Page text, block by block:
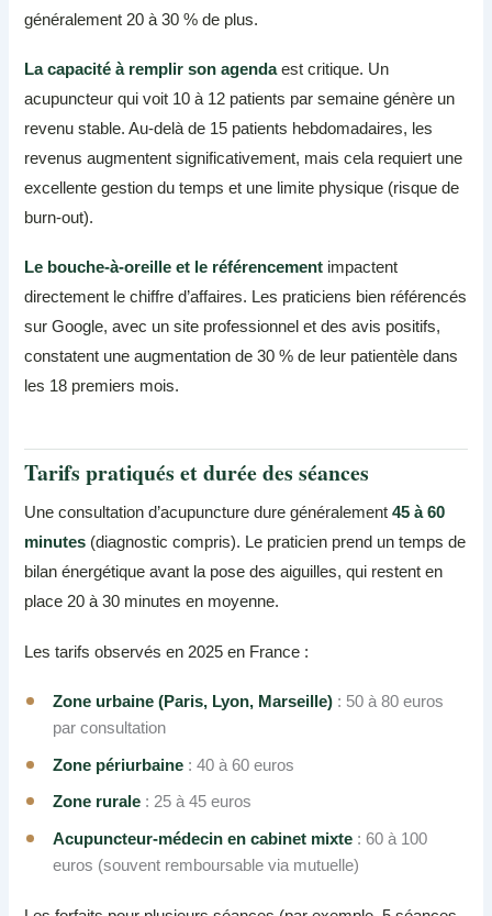
généralement 20 à 30 % de plus.
La capacité à remplir son agendaest critique. Un
acupuncteur qui voit 10 à 12 patients par semaine génère un
revenu stable. Au-delà de 15 patients hebdomadaires, les
revenus augmentent significativement, mais cela requiert une
excellente gestion du temps et une limite physique (risque de
burn-out).
Le bouche-à-oreille et le référencement impactent
directement le chiffre d’affaires. Les praticiens bien référencés
sur Google, avec un site professionnel et des avis positifs,
constatent une augmentation de 30 % de leur patientèle dans
les 18 premiers mois.
Tarifs pratiqués et durée des séances
Une consultation d’acupuncture dure généralement45 à 60
minutes (diagnostic compris). Le praticien prend un temps de
bilan énergétique avant la pose des aiguilles, qui restent en
place 20 à 30 minutes en moyenne.
Les tarifs observés en 2025 en France :
Zone urbaine (Paris, Lyon, Marseille) : 50 à 80 euros
par consultation
Zone périurbaine : 40 à 60 euros
Zone rurale : 25 à 45 euros
Acupuncteur-médecin en cabinet mixte : 60 à 100
euros (souvent remboursable via mutuelle)